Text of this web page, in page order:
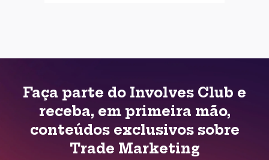
Faça parte do Involves Club e
receba, em primeira mão,
conteúdos exclusivos sobre
Trade Marketing